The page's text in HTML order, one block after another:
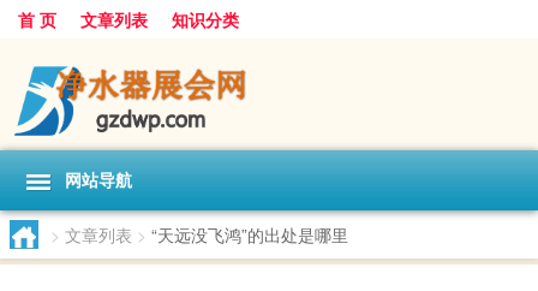
首 页 文章列表 知识分类
网站导航
> 文章列表 > “天远没飞鸿”的出处是哪里